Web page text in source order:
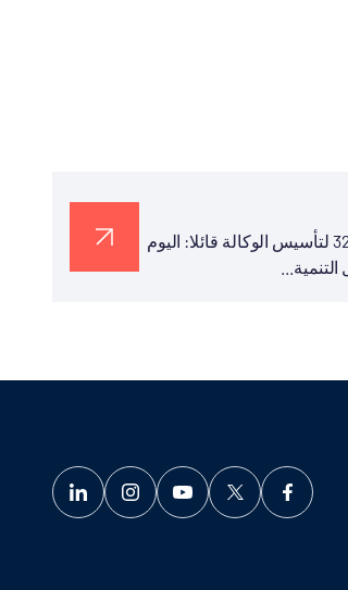
نشر رئيس تيكا التركية السيد سركان قايالار في تغريدة له بمناسبة الذكرى السنوية الـ 32 لتأسيس الوكالة قائلا: اليوم